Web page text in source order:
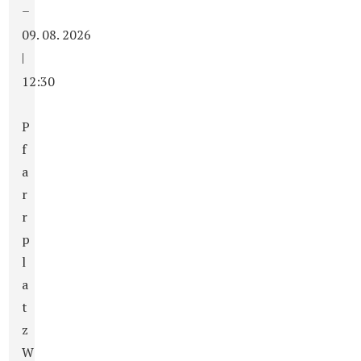
–
09. 08. 2026
|
12:30
P
f
a
r
r
p
l
a
t
z
W